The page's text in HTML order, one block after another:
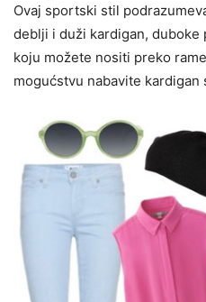
Ovaj sportski stil
deblji i duži kardigan,
koju možete nositi preko
mogućstvu nabavite